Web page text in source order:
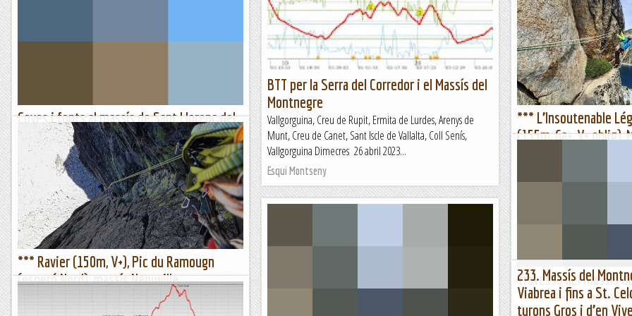
BTT per la Serra del Corredor i el Massís del
Montnegre
Vallgorguina, Creu de Rupit, Ermita de Lurdes, Arenys de
Munt, Creu de Canet, Sant Iscle de Vallalta, Coll Senís,
Vallgorguina Dimecres 26 abril 2023...
Esqui Montseny
Coves i fonts al massís de Sant Llorenç del
Munt (914 m)
Dimarts 14 de febrer de 2023MatinalHora de sortida: Vuit del
matí. Ubicació: Comarca del Bages. Temps aproximat: 4 h 15
min (8 km) Desnivell: 455 m...
Maifemcim.cat
*** L’Insoutenable
(155m, 6a+, V+ oblig),
l'être, la muralla de Cap Long
*** Ravier (150m, V+), Pic du Ramougn
(esperó Nord), massís Neouville
Dimarts, 6 de setembre de 2022Fa temps se'm podia dir
alpinista, camins que ja no freqüento. L'essència però,
Travessa del massís
Som al setembre, mai havíem
aquestes dates, sempre havia
233. Massís del
Viabrea i fins a St.
turons Gros i d’en